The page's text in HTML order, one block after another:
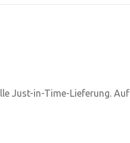
Just-in-Time-Lieferung. Auf